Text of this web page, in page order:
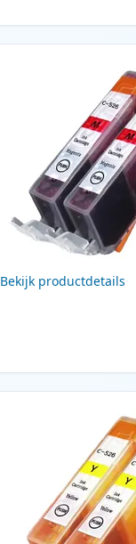
Bekijk productdetails